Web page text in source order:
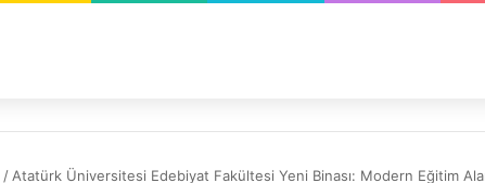
/ Atatürk Üniversitesi Edebiyat Fakültesi Yeni Binası: Modern Eğitim